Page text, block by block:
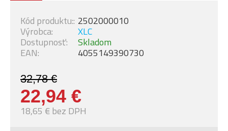
32,78 €
22,94 €
18,65 € bez DPH
Dostupnosť: Skladom
Výrobca: XLC
Kód produktu:: 2502000010
EAN: 4055149390730